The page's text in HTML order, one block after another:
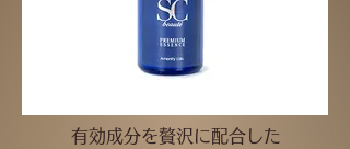
有効成分を贅沢に配合した